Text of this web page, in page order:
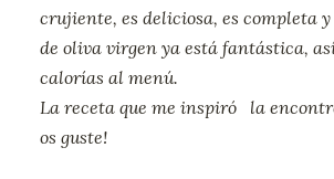
crujiente, es deliciosa, es completa
de oliva virgen ya está fantástica,
calorías al menú.
La receta que me inspiró la
os guste!